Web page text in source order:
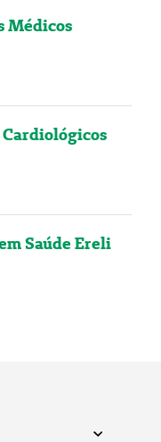
Médicos
Saúde Ereli